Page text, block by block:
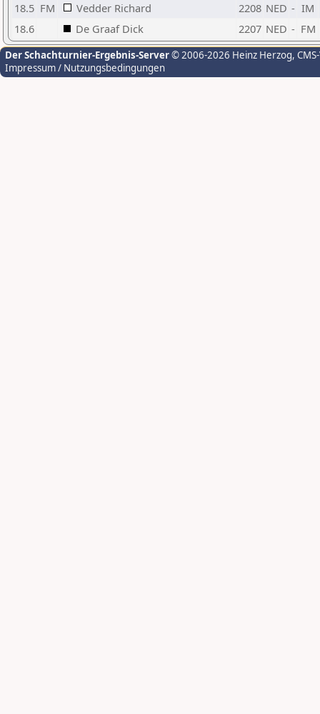
18.5 FM Vedder Richard 2208 NED - IM
18.6
De Graaf Dick 2207 NED - FM
Der Schachturnier-Ergebnis-Server© 2006-2026 Heinz Herzog,
Impressum / Nutzungsbedingungen